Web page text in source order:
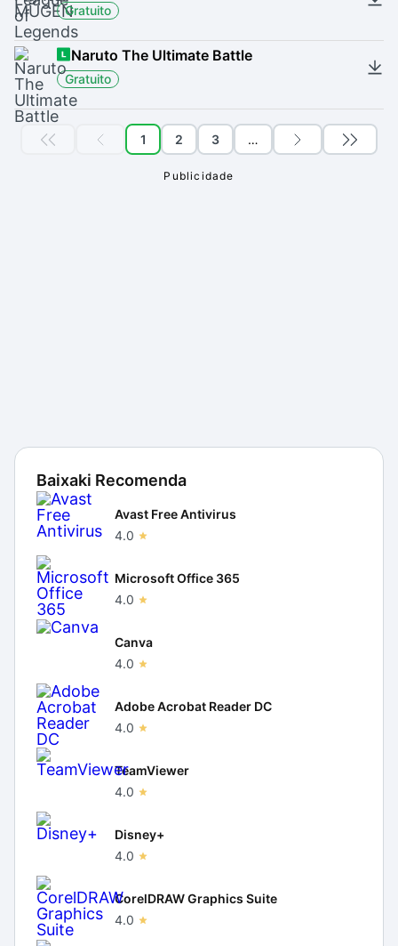
Gratuito
Naruto The Ultimate Battle
Gratuito
1 2 3 …
Baixaki Recomenda
Avast Free Antivirus
4.0
Microsoft Office 365
4.0
Canva
4.0
Adobe Acrobat Reader DC
4.0
TeamViewer
4.0
Disney+
4.0
CorelDRAW Graphics Suite
4.0